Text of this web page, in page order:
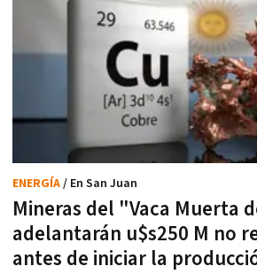
Mineras del "Vaca Muerta
adelantarán u$s250 M no
antes de iniciar la
ENERGÍA/ En San Juan